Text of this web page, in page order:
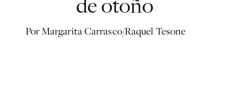
Por Margarita Carrasco/Raquel Tesone